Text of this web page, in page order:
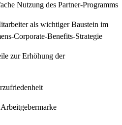
Nutzung des Partner-Programms
als wichtiger Baustein im
Corporate-Benefits-Strategie
zur Erhöhung der